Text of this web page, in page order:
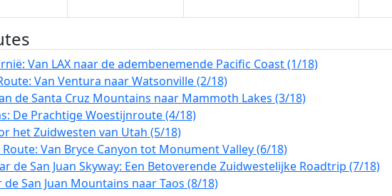
Van LAX naar de adembenemende Pacific Coast (1/18)
Van Ventura naar Watsonville (2/18)
de Santa Cruz Mountains naar Mammoth Lakes (3/18)
De Prachtige Woestijnroute (4/18)
het Zuidwesten van Utah (5/18)
Van Bryce Canyon tot Monument Valley (6/18)
de San Juan Skyway: Een Betoverende Zuidwestelijke Roadtrip (7/18)
San Juan Mountains naar Taos (8/18)